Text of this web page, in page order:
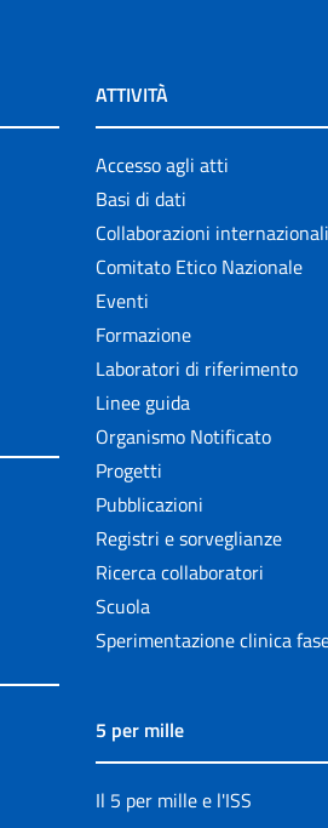
ATTIVITÀ
Accesso agli atti
Basi di dati
Collaborazioni internazionali
Comitato Etico Nazionale
Eventi
Formazione
Laboratori di riferimento
Linee guida
Organismo Notificato
Progetti
Pubblicazioni
Registri e sorveglianze
Ricerca collaboratori
Scuola
Sperimentazione clinica
5 per mille
Il 5 per mille e l'ISS